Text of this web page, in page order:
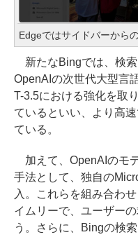
Edgeではサイドバーから
新たなBingでは、検索
OpenAIの次世代大型言
T-3.5における強化を取
ているといい、より高
ている。
加えて、OpenAIのモ
手法として、独自の
入。これらを組み合わ
イムリーで、ユーザー
う。さらに、Bingの検